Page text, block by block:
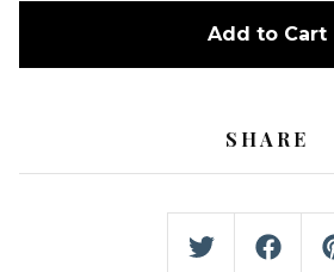
Add to Cart
SHARE